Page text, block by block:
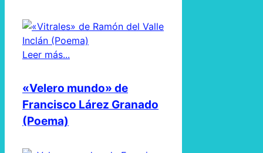
Leer más...
«Velero mundo» de
Francisco Lárez Granado
(Poema)